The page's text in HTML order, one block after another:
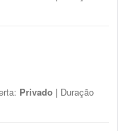
Privado | Duração